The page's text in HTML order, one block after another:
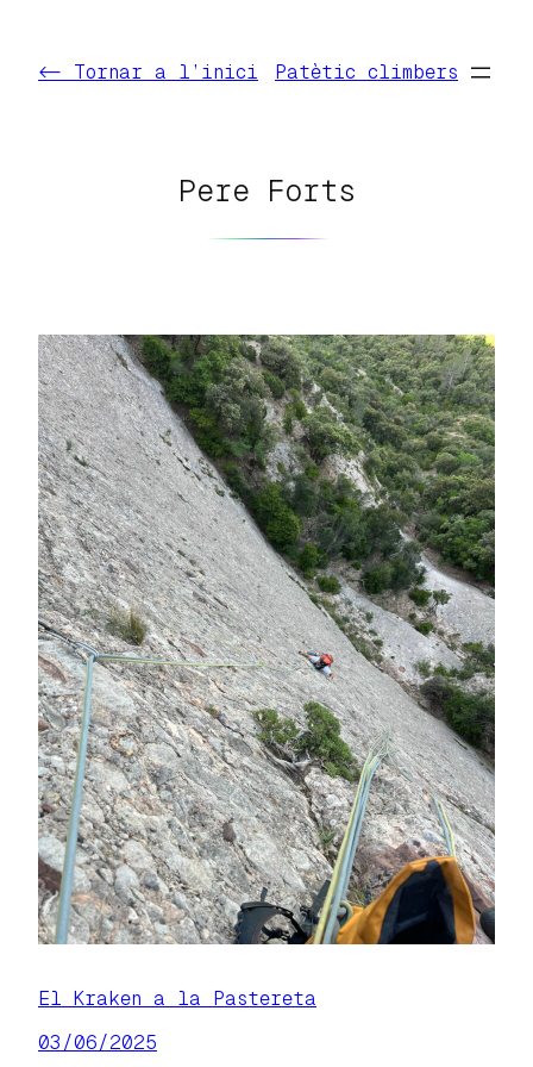
contingut
<- Tornar a l’inici Patètic climbers
Pere Forts
El Kraken a la Pastereta
03/06/2025